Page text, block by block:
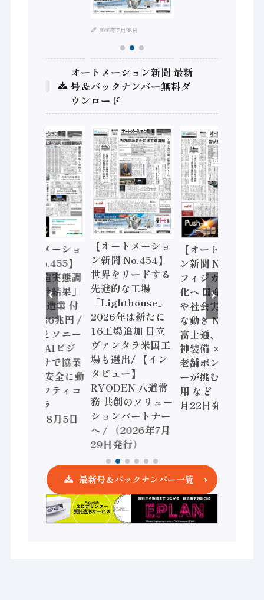
2026年7月28日
オートメーション新聞 最新
号＆バックナンバー無料ダ
ウンロード
【オートメーショ
ン新聞 No.455】
「経済構造実態調
査二次集計結果」
2024年製造業 付
加価値額86兆円 /
三菱電機とソニー
セミコン AIビジ
ョンセンサで協業
/ IDEC、安全に動
かすセーフティコ
ントローラ
（2026年8月5日
【オートメーショ
ン新聞 No.454】
世界をリードする
先進的な工場
「Lighthouse」
2026年は新たに
16工場追加 日立
ヴァンタラ米国工
場も選出/ 【イン
タビュー】
RYODEN 八道常
務 共創のソリュー
ションパートナー
へ / （2026年7月
29日発行）
【オートメーショ
ン新聞 No.453】
フィジカルAI本格
化へ 国産AI開発
や社会実装に活発
な動き Noetra、
富士通、日立 / 兵
神装備 × HMS、
老舗ポンプメーカ
ーが挑むデータ活
用 など（2026年7
月22日発行）
最新号＆バックナンバー一覧